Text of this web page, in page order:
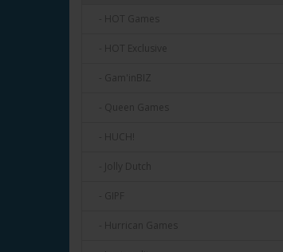
- HOT Games
- HOT Exclusive
- Gam'inBIZ
- Queen Games
- HUCH!
- Jolly Dutch
- GIPF
- Hurrican Games